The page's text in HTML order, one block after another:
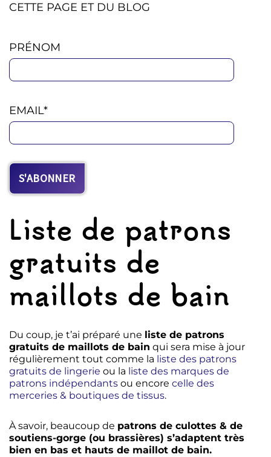
CETTE PAGE ET DU BLOG
PRÉNOM
EMAIL*
Liste de patrons
gratuits de
maillots de bain
Du coup, je t’ai préparé une liste de patrons
gratuits de maillots de bain qui sera mise à jour
régulièrement tout comme la liste des patrons
gratuits de lingerie ou la liste des marques de
patrons indépendants ou encore celle des
merceries & boutiques de tissus.
À savoir, beaucoup de patrons de culottes & de
soutiens-gorge (ou brassières) s’adaptent très
bien en bas et hauts de maillot de bain.